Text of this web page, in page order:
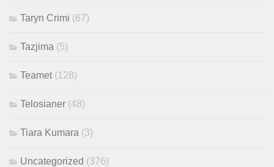
Taryn Crimi (67)
Tazjima (5)
Teamet (128)
Telosianer (48)
Tiara Kumara (3)
Uncategorized (376)